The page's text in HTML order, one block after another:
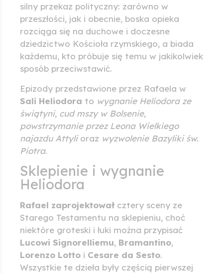
silny przekaz polityczny: zarówno w
przeszłości, jak i obecnie, boska opieka
rozciąga się na duchowe i doczesne
dziedzictwo Kościoła rzymskiego, a biada
każdemu, kto próbuje się temu w jakikolwiek
sposób przeciwstawić.
Epizody przedstawione przez Rafaela w
Sali Heliodora to wygnanie Heliodora ze
świątyni, cud mszy w Bolsenie,
powstrzymanie przez Leona Wielkiego
najazdu Attylioraz wyzwolenie Bazyliki św.
Piotra.
Sklepienie i wygnanie
Heliodora
Rafael zaprojektował cztery sceny ze
Starego Testamentu na sklepieniu, choć
niektóre groteski i łuki można przypisać
Lucowi Signorelliemu, Bramantino,
Lorenzo Lotto i Cesare da Sesto.
Wszystkie te dzieła były częścią pierwszej